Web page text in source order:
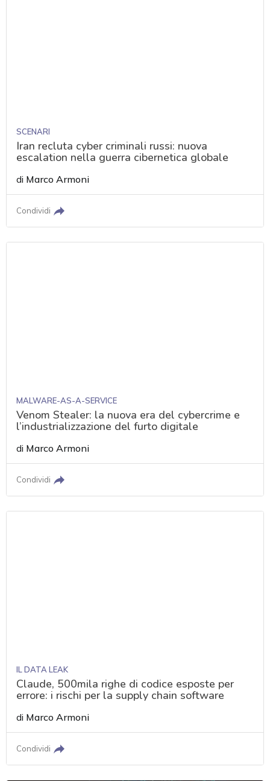
SCENARI
Iran recluta cyber criminali russi: nuova
escalation nella guerra cibernetica globale
di Marco Armoni
Condividi
MALWARE-AS-A-SERVICE
Venom Stealer: la nuova era del cybercrime e
l’industrializzazione del furto digitale
di Marco Armoni
Condividi
IL DATA LEAK
Claude, 500mila righe di codice esposte per
errore: i rischi per la supply chain software
di Marco Armoni
Condividi